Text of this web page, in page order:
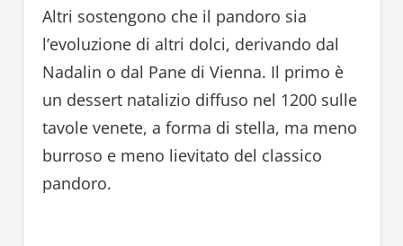
Altri sostengono che il pandoro sia
l’evoluzione di altri dolci, derivando dal
Nadalin o dal Pane di Vienna. Il primo è
un dessert natalizio diffuso nel 1200 sulle
tavole venete, a forma di stella, ma meno
burroso e meno lievitato del classico
pandoro.